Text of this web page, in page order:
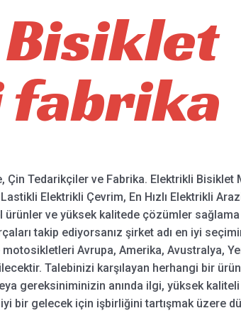
fabrika
Tedarikçiler ve Fabrika. Elektrikli Bisiklet
Elektrikli Çevrim, En Hızlı Elektrikli
ve yüksek kalitede çözümler sağlama
takip ediyorsanız şirket adı en iyi
Avrupa, Amerika, Avustralya,
Talebinizi karşılayan herhangi bir
gereksiniminizin anında ilgi, yüksek kaliteli
bir gelecek için işbirliğini tartışmak üzere